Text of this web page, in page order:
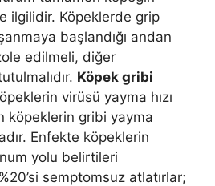
ilgilidir. Köpeklerde grip
başlandığı andan
edilmeli, diğer
Köpek gribi
virüsü yayma hızı
köpeklerin gribi yayma
Enfekte köpeklerin
yolu belirtileri
semptomsuz atlatırlar;